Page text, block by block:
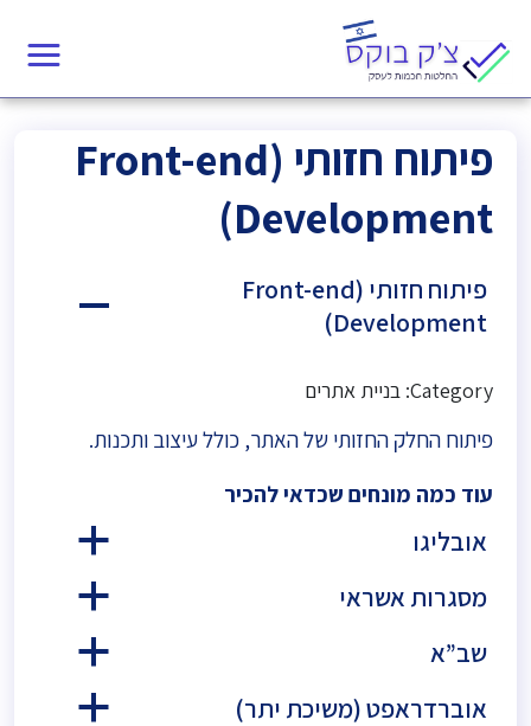
פיתוח חזותי (Front-end
Development)
A
פיתוח חזותי (Front-end
Development)
Category: בניית אתרים
פיתוח החלק החזותי של האתר, כולל עיצוב ותכנות.
עוד כמה מונחים שכדאי להכיר
a
אובליגו
a
מסגרות אשראי
a
שב”א
a
אוברדראפט (משיכת יתר)